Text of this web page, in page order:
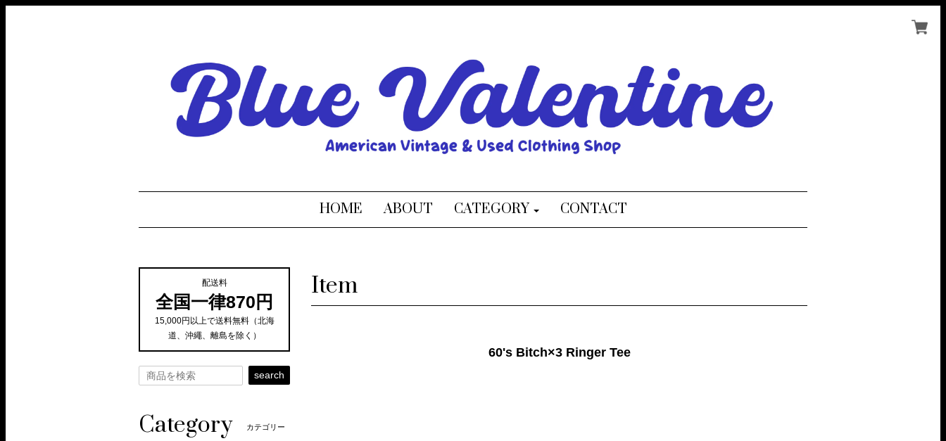
HOME ABOUT CATEGORY CONTACT
Item
60's Bitch×3 Ringer Tee
配送料
全国一律870円
15,000円以上で送料無料（北海
道、沖繩、離島を除く）
search
Category カテゴリー